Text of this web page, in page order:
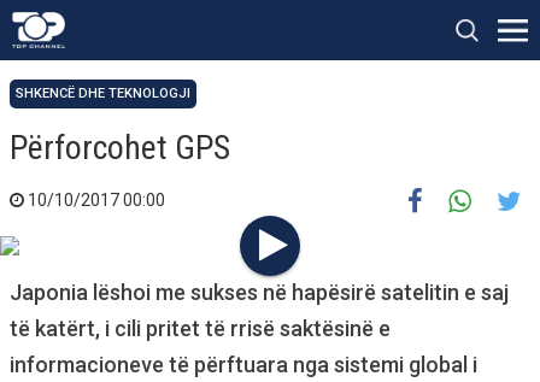
SHKENCË DHE TEKNOLOGJI
Përforcohet GPS
10/10/2017 00:00
Japonia lëshoi me sukses në hapësirë satelitin e saj
të katërt, i cili pritet të rrisë saktësinë e
informacioneve të përftuara nga sistemi global i